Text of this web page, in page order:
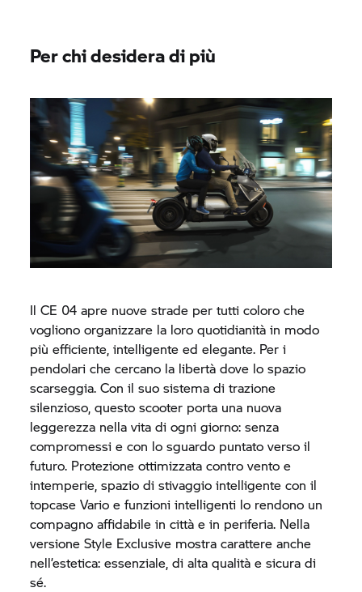
Per chi desidera di più
IlCE 04 apre nuove strade per tutti coloro che
vogliono organizzare la loro quotidianità in modo
più efficiente, intelligente ed elegante. Per i
pendolari che cercano la libertà dove lo spazio
scarseggia. Con il suo sistema di trazione
silenzioso, questo scooter porta una nuova
leggerezza nella vita di ogni giorno: senza
compromessi e con lo sguardo puntato verso il
futuro. Protezione ottimizzata contro vento e
intemperie, spazio di stivaggio intelligente con il
topcase Vario e funzioni intelligenti lo rendono un
compagno affidabile in città e in periferia. Nella
versione Style Exclusive mostra carattere anche
nell’estetica: essenziale, di alta qualità e sicura di
sé.